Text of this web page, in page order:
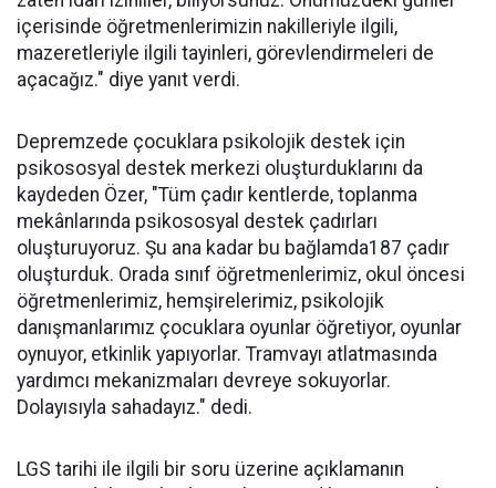
içerisinde öğretmenlerimizin nakilleriyle ilgili,
mazeretleriyle ilgili tayinleri, görevlendirmeleri de
açacağız." diye yanıt verdi.
Depremzede çocuklara psikolojik destek için
psikososyal destek merkezi oluşturduklarını da
kaydeden Özer, "Tüm çadır kentlerde, toplanma
mekânlarında psikososyal destek çadırları
oluşturuyoruz. Şu ana kadar bu bağlamda187 çadır
oluşturduk. Orada sınıf öğretmenlerimiz, okul öncesi
öğretmenlerimiz, hemşirelerimiz, psikolojik
danışmanlarımız çocuklara oyunlar öğretiyor, oyunlar
oynuyor, etkinlik yapıyorlar. Tramvayı atlatmasında
yardımcı mekanizmaları devreye sokuyorlar.
Dolayısıyla sahadayız." dedi.
LGS tarihi ile ilgili bir soru üzerine açıklamanın